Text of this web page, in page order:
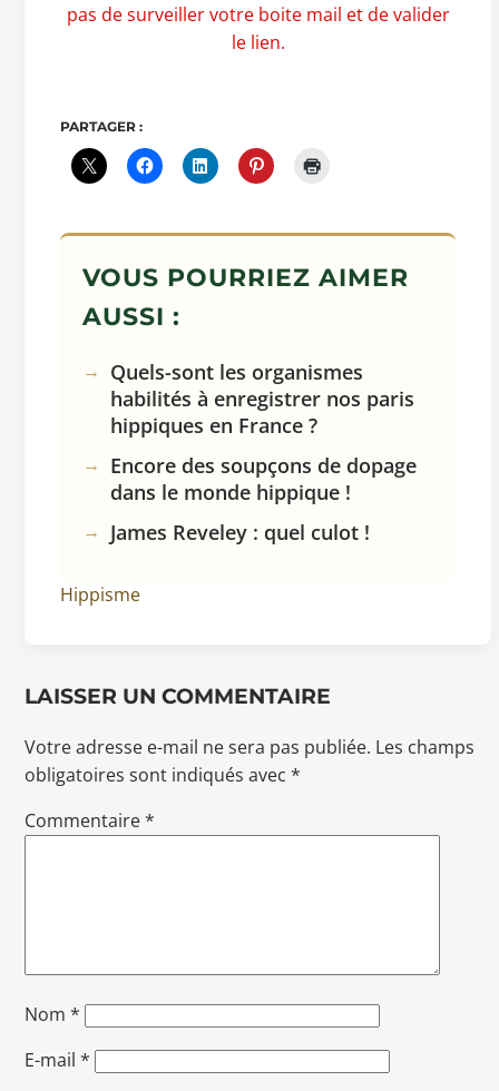
pas de surveiller votre boite mail et de valider
le lien.
PARTAGER :
VOUS POURRIEZ AIMER
AUSSI :
Quels-sont les organismes
habilités à enregistrer nos paris
hippiques en France ?
Encore des soupçons de dopage
dans le monde hippique !
James Reveley : quel culot !
Hippisme
LAISSER UN COMMENTAIRE
Votre adresse e-mail ne sera pas publiée. Les champs
obligatoires sont indiqués avec*
Commentaire*
Nom*
E-mail*